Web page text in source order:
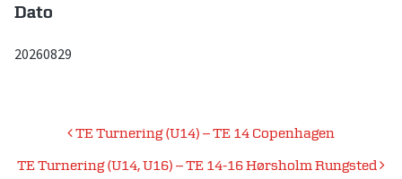
Dato
20260829
Indlægsnavigation
TE Turnering (U14) – TE 14 Copenhagen
TE Turnering (U14, U16) – TE 14-16 Hørsholm Rungsted